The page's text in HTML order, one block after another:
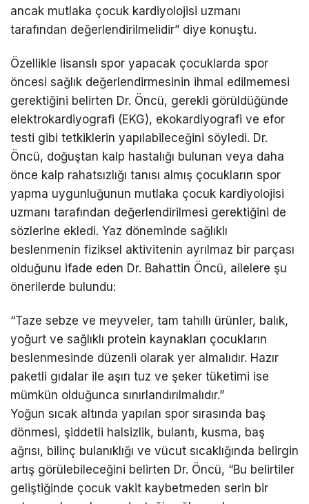
ancak mutlaka çocuk kardiyolojisi uzmanı
tarafından değerlendirilmelidir” diye konuştu.
Özellikle lisanslı spor yapacak çocuklarda spor
öncesi sağlık değerlendirmesinin ihmal edilmemesi
gerektiğini belirten Dr. Öncü, gerekli görüldüğünde
elektrokardiyografi (EKG), ekokardiyografi ve efor
testi gibi tetkiklerin yapılabileceğini söyledi. Dr.
Öncü, doğuştan kalp hastalığı bulunan veya daha
önce kalp rahatsızlığı tanısı almış çocukların spor
yapma uygunluğunun mutlaka çocuk kardiyolojisi
uzmanı tarafından değerlendirilmesi gerektiğini de
sözlerine ekledi. Yaz döneminde sağlıklı
beslenmenin fiziksel aktivitenin ayrılmaz bir parçası
olduğunu ifade eden Dr. Bahattin Öncü, ailelere şu
önerilerde bulundu:
“Taze sebze ve meyveler, tam tahıllı ürünler, balık,
yoğurt ve sağlıklı protein kaynakları çocukların
beslenmesinde düzenli olarak yer almalıdır. Hazır
paketli gıdalar ile aşırı tuz ve şeker tüketimi ise
mümkün olduğunca sınırlandırılmalıdır.”
Yoğun sıcak altında yapılan spor sırasında baş
dönmesi, şiddetli halsizlik, bulantı, kusma, baş
ağrısı, bilinç bulanıklığı ve vücut sıcaklığında belirgin
artış görülebileceğini belirten Dr. Öncü, “Bu belirtiler
geliştiğinde çocuk vakit kaybetmeden serin bir